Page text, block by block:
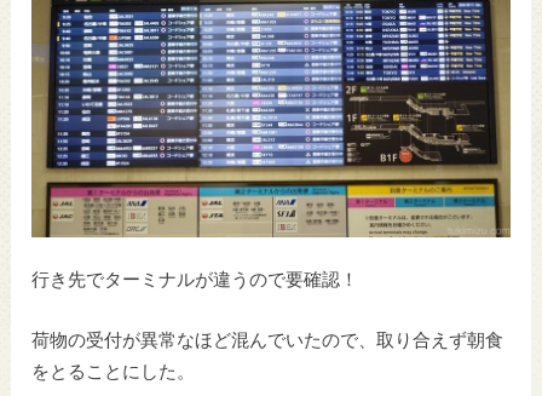
行き先でターミナルが違うので要確認！
荷物の受付が異常なほど混んでいたので、取り合えず朝食
をとることにした。